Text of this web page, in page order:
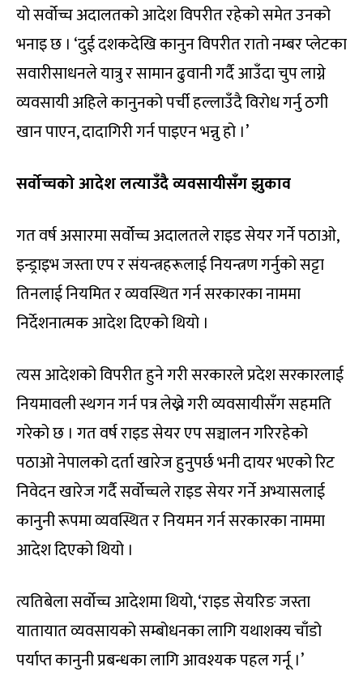
यो सर्वोच्च अदालतको आदेश विपरीत रहेको समेत उनको
भनाइ छ । ‘दुई दशकदेखि कानुन विपरीत रातो नम्बर प्लेटका
सवारीसाधनले यात्रु र सामान ढुवानी गर्दै आउँदा चुप लाग्ने
व्यवसायी अहिले कानुनको पर्ची हल्लाउँदै विरोध गर्नु ठगी
खान पाएन, दादागिरी गर्न पाइएन भन्नु हो ।’
सर्वोच्चको आदेश लत्याउँदै व्यवसायीसँग झुकाव
गत वर्ष असारमा सर्वोच्च अदालतले राइड सेयर गर्ने पठाओ,
इन्ड्राइभ जस्ता एप र संयन्त्रहरूलाई नियन्त्रण गर्नुको सट्टा
तिनलाई नियमित र व्यवस्थित गर्न सरकारका नाममा
निर्देशनात्मक आदेश दिएको थियो ।
त्यस आदेशको विपरीत हुने गरी सरकारले प्रदेश सरकारलाई
नियमावली स्थगन गर्न पत्र लेख्ने गरी व्यवसायीसँग सहमति
गरेको छ । गत वर्ष राइड सेयर एप सञ्चालन गरिरहेको
पठाओ नेपालको दर्ता खारेज हुनुपर्छ भनी दायर भएको रिट
निवेदन खारेज गर्दै सर्वोच्चले राइड सेयर गर्ने अभ्यासलाई
कानुनी रूपमा व्यवस्थित र नियमन गर्न सरकारका नाममा
आदेश दिएको थियो ।
त्यतिबेला सर्वोच्च आदेशमा थियो, ‘राइड सेयरिङ जस्ता
यातायात व्यवसायको सम्बोधनका लागि यथाशक्य चाँडो
पर्याप्त कानुनी प्रबन्धका लागि आवश्यक पहल गर्नू ।’